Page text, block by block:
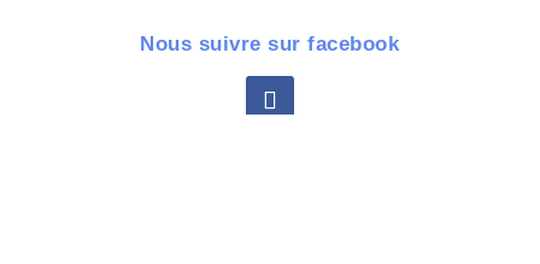
Nous suivre sur facebook